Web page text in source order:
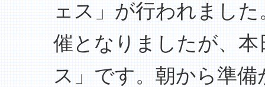
ェス」が行われまし
催となりましたが、
ス」です。朝から準